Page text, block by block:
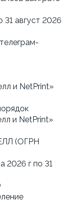
31 август 2026
и NetPrint»
и NetPrint»
(ОГРН
2026 г по 31